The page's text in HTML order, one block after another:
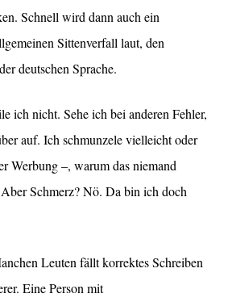
Schnell wird dann auch ein
Sittenverfall laut, den
deutschen Sprache.
ich nicht. Sehe ich bei anderen Fehler,
auf. Ich schmunzele vielleicht oder
Werbung –, warum das niemand
Schmerz? Nö. Da bin ich doch
Leuten fällt korrektes Schreiben
Eine Person mit